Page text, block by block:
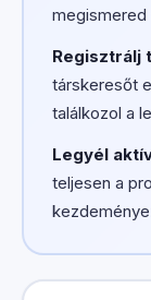
megismered
Regisztrálj
társkeresőt
találkozol a
Legyél
teljesen a